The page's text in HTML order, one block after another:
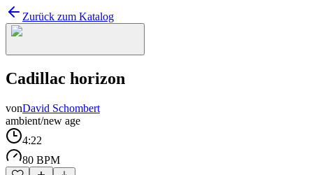
Zurück zum Katalog
Cadillac horizon
vonDavid Schombert
ambient/new age
4:22
80 BPM